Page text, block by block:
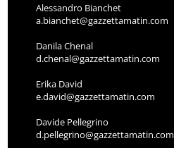
Alessandro Bianchet
a.bianchet@gazzettamatin.com
Danila Chenal
d.chenal@gazzettamatin.com
Erika David
e.david@gazzettamatin.com
Davide Pellegrino
d.pellegrino@gazzettamatin.com